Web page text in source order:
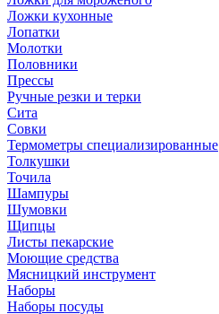
Ложки кухонные
Лопатки
Молотки
Половники
Прессы
Ручные резки и терки
Сита
Совки
Термометры специализированные
Толкушки
Точила
Шампуры
Шумовки
Щипцы
Листы пекарские
Моющие средства
Мясницкий инструмент
Наборы
Наборы посуды